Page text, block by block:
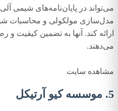
می‌تواند در پایان‌نامه‌های شیمی
مدل‌سازی مولکولی و محاسبات
ارائه کند. آنها به تضمین کیفیت
می‌دهند.
مشاهده سایت
5. موسسه کیو آرتیکل